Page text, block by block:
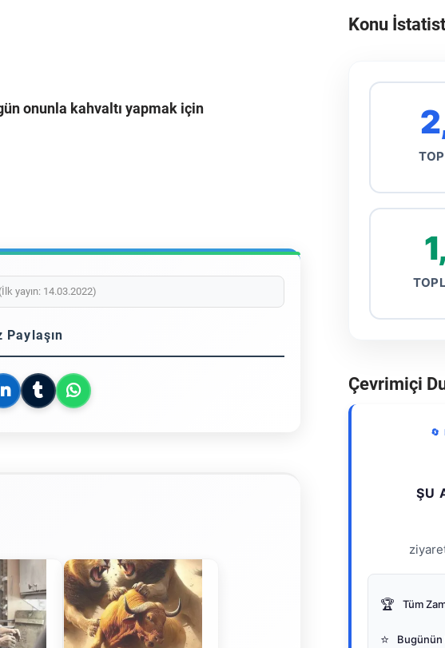
onunla kahvaltı yapmak için
yayın: 14.03.2022)
Paylaşın
Konu
Çevrimiçi
🔄
ŞU
🏆 Tüm
⭐ Bugünün